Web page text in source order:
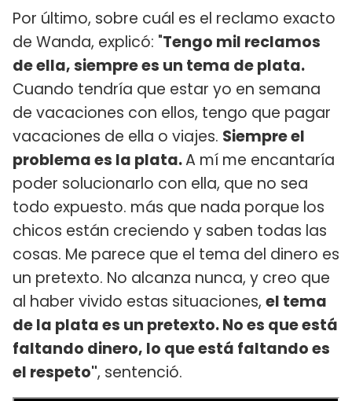
Por último, sobre cuál es el reclamo exacto
de Wanda, explicó: "Tengo mil reclamos
de ella, siempre es un tema de plata.
Cuando tendría que estar yo en semana
de vacaciones con ellos, tengo que pagar
vacaciones de ella o viajes. Siempre el
problema es la plata.A mí me encantaría
poder solucionarlo con ella, que no sea
todo expuesto. más que nada porque los
chicos están creciendo y saben todas las
cosas. Me parece que el tema del dinero es
un pretexto. No alcanza nunca, y creo que
al haber vivido estas situaciones, el tema
de la plata es un pretexto. No es que está
faltando dinero, lo que está faltando es
el respeto", sentenció.